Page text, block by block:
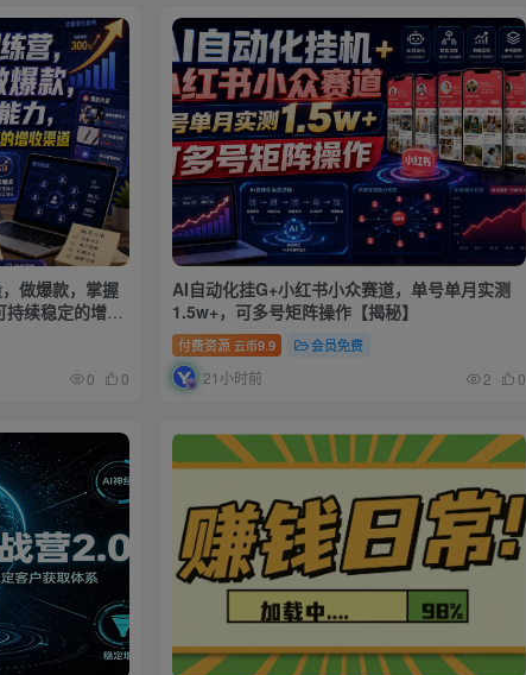
做爆款，掌握
续稳定的增收
0 0
AI自动化挂G+小红书小众赛道，单号单月实测
1.5w+，可多号矩阵操作【揭秘】
付费资源 云币9.9 会员免费
21小时前 2 0